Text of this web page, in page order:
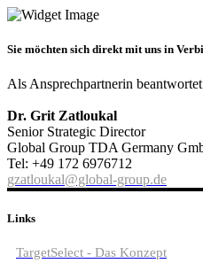
Sie möchten sich direkt mit uns in
Als Ansprechpartnerin
Dr. Grit Zatloukal
Senior Strategic Director
Global Group TDA Germany
Tel: +49 172 6976712
gzatloukal@global-group.de
Links
TargetSelect - Das Konzept